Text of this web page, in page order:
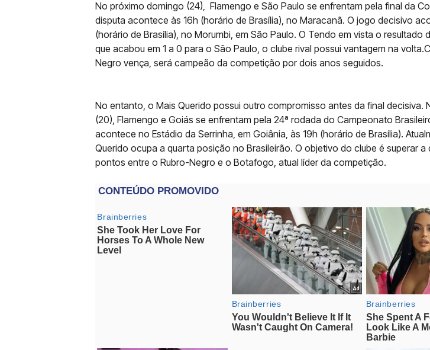
No próximo domingo (24), Flamengo e São Paulo se enfrentam pela final da
disputa acontece às 16h (horário de Brasília), no Maracanã. O jogo decisivo
(horário de Brasília), no Morumbi, em São Paulo. O Tendo em vista o resultado
que acabou em 1 a 0 para o São Paulo, o clube rival possui vantagem na
Negro vença, será campeão da competição por dois anos seguidos.
No entanto, o Mais Querido possui outro compromisso antes da final decisiva.
(20), Flamengo e Goiás se enfrentam pela 24ª rodada do Campeonato
acontece no Estádio da Serrinha, em Goiânia, às 19h (horário de Brasília).
Querido ocupa a quarta posição no Brasileirão. O objetivo do clube é superar a
pontos entre o Rubro-Negro e o Botafogo, atual líder da competição.